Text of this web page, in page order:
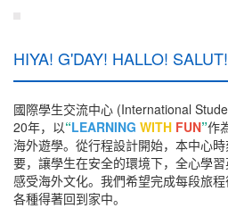
HIYA! G'DAY! HALLO! SALUT!
國際學生交流中心 (International
20年，以“LEARNING WITH FUN”作
海外遊學。從行程設計開始，本中心
要，讓學生在安全的環境下，全心學
感受海外文化。我們希望完成每段旅
各種得著回到家中。